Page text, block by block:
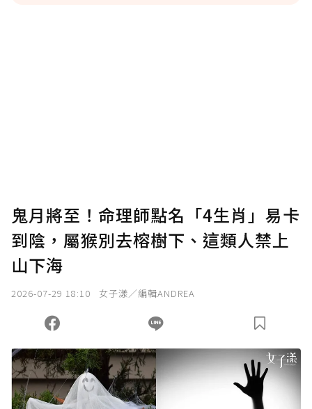
確認送出
您當前剩餘 U 利點數：0點；前往 購買點數
鬼月將至！命理師點名「4生肖」易卡
到陰，屬猴別去榕樹下、這類人禁上
山下海
2026-07-29 18:10 女子漾／編輯ANDREA